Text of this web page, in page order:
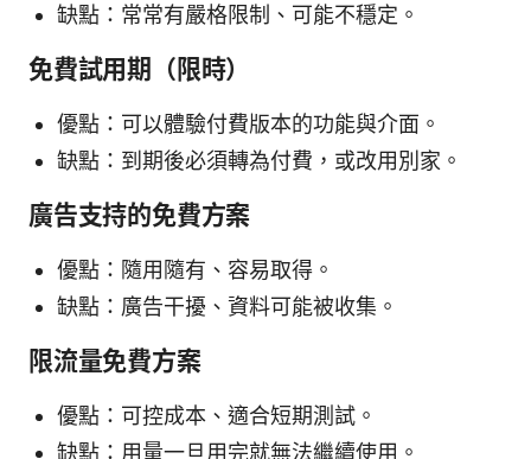
缺點：常常有嚴格限制、可能不穩定。
免費試用期（限時）
優點：可以體驗付費版本的功能與介面。
缺點：到期後必須轉為付費，或改用別家。
廣告支持的免費方案
優點：隨用隨有、容易取得。
缺點：廣告干擾、資料可能被收集。
限流量免費方案
優點：可控成本、適合短期測試。
缺點：用量一旦用完就無法繼續使用。